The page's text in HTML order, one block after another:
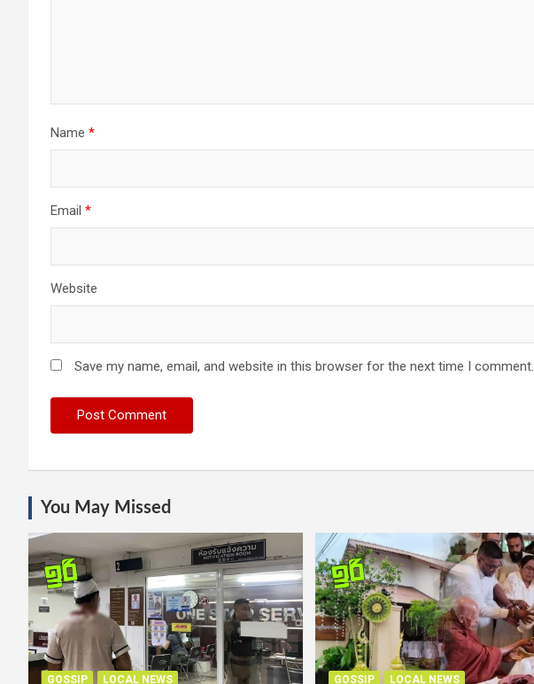
Name *
Email *
Website
Save my name, email, and website in this browser for the next time I comment.
You May Missed
GOSSIP LOCAL NEWS GOSSIP LOCAL NEWS